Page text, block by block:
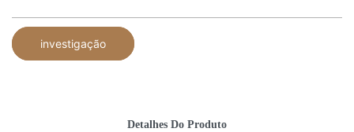
investigação
Detalhes Do Produto